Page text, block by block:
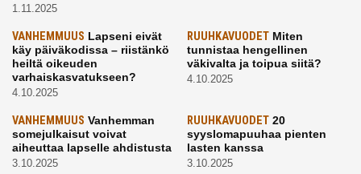
1.11.2025
VANHEMMUUS Lapseni eivät
käy päiväkodissa – riistänkö
heiltä oikeuden
varhaiskasvatukseen?
4.10.2025
RUUHKAVUODETMiten
tunnistaa hengellinen
väkivalta ja toipua siitä?
4.10.2025
VANHEMMUUS Vanhemman
somejulkaisut voivat
aiheuttaa lapselle ahdistusta
3.10.2025
RUUHKAVUODET20
syyslomapuuhaa pienten
lasten kanssa
3.10.2025